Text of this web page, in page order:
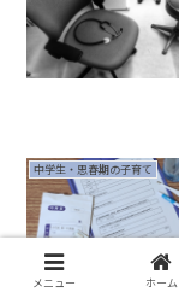
中学生・思春期の子育て
メニュー ホーム